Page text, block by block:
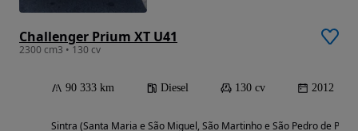
Challenger Prium XT U41
2300 cm3 • 130 cv
90 333 km Diesel 130 cv 2012
Sintra (Santa Maria e São Miguel, São Martinho e São Pedro de